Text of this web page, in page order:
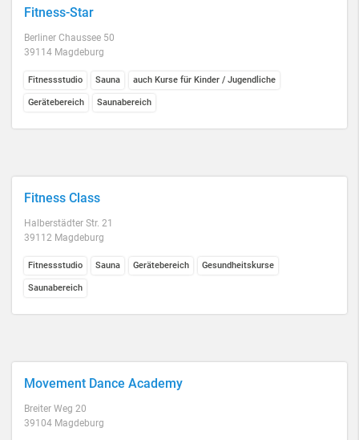
Fitness-Star
Berliner Chaussee 50
39114 Magdeburg
Fitnessstudio Sauna auch Kurse für Kinder / Jugendliche
Gerätebereich Saunabereich
Fitness Class
Halberstädter Str. 21
39112 Magdeburg
Fitnessstudio Sauna Gerätebereich Gesundheitskurse
Saunabereich
Movement Dance Academy
Breiter Weg 20
39104 Magdeburg